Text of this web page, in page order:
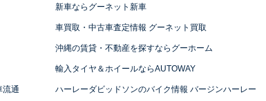
新車ならグーネット新車
車買取・中古車査定情報 グーネット買取
沖縄の賃貸・不動産を探すならグーホーム
輸入タイヤ＆ホイールならAUTOWAY
流通 ハーレーダビッドソンのバイク情報 バージンハーレー